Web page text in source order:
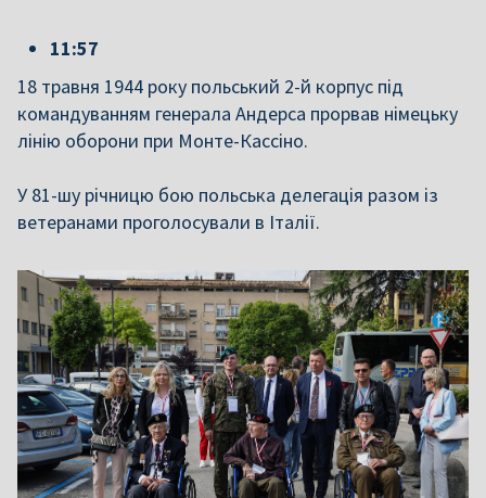
11:57
18 травня 1944 року польський 2-й корпус під
командуванням генерала Андерса прорвав німецьку
лінію оборони при Монте-Кассіно.
У 81-шу річницю бою польська делегація разом із
ветеранами проголосували в Італії.